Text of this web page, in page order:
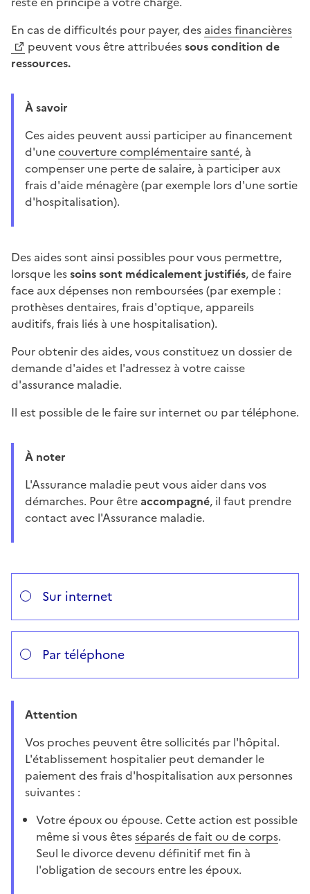
En cas de difficultés pour payer, des aides financières
peuvent vous être attribuéessous condition de
ressources.
À savoir
Ces aides peuvent aussi participer au financement
d'unecouverture complémentaire santé, à
compenser une perte de salaire, à participer aux
frais d'aide ménagère (par exemple lors d'une sortie
d'hospitalisation).
Des aides sont ainsi possibles pour vous permettre,
lorsque lessoins sont médicalement justifiés, de faire
face aux dépenses non remboursées (par exemple :
prothèses dentaires, frais d'optique, appareils
auditifs, frais liés à une hospitalisation).
Pour obtenir des aides, vous constituez un dossier de
demande d'aides et l'adressez à votre caisse
d'assurance maladie.
Il est possible de le faire sur internet ou par téléphone.
À noter
L'Assurance maladie peut vous aider dans vos
démarches. Pour êtreaccompagné, il faut prendre
contact avec l'Assurance maladie.
Répondez aux questions successives et les réponses
Vous avez choisi
Sur internet
Par téléphone
Attention
Vos proches peuvent être sollicités par l'hôpital.
L'établissement hospitalier peut demander le
paiement des frais d'hospitalisation aux personnes
suivantes :
Votre époux ou épouse. Cette action est possible
même si vous êtesséparés de fait ou de corps.
Seul le divorce devenu définitif met fin à
l'obligation de secours entre les époux.